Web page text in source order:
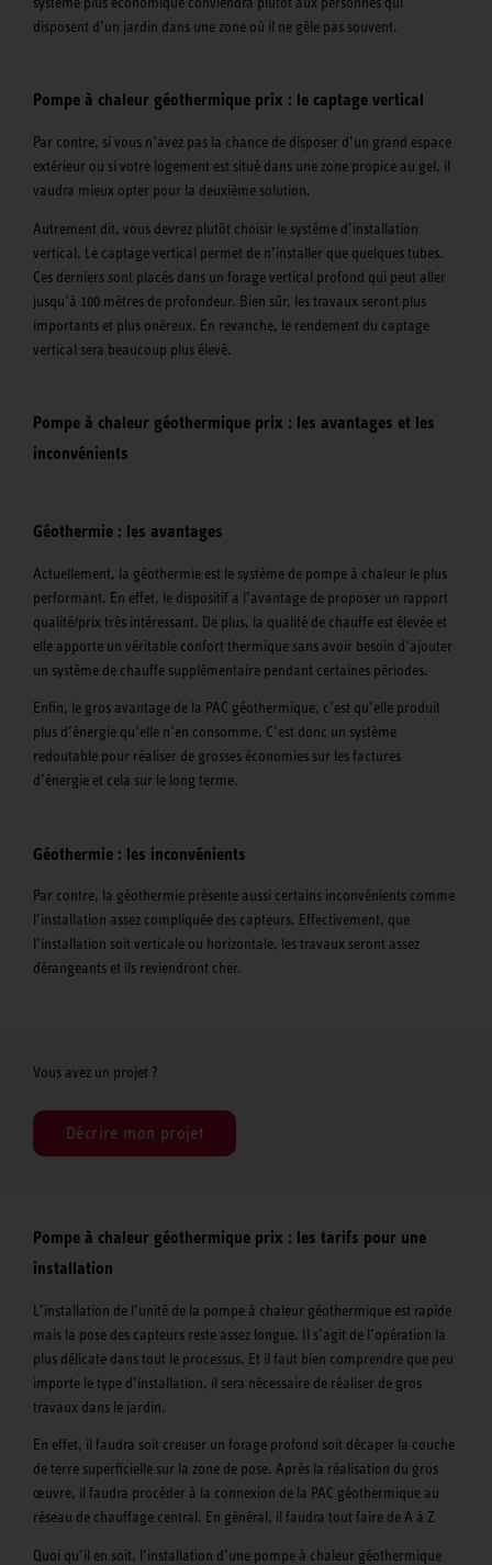
disposent d’un jardin dans une zone où il ne gèle pas souvent.
Pompe à chaleur géothermique prix : le captage vertical
Par contre, si vous n’avez pas la chance de disposer d’un grand espace
extérieur ou si votre logement est situé dans une zone propice au gel, il
vaudra mieux opter pour la deuxième solution.
Autrement dit, vous devrez plutôt choisir le système d’installation
vertical. Le captage vertical permet de n’installer que quelques tubes.
Ces derniers sont placés dans un forage vertical profond qui peut aller
jusqu’à 100 mètres de profondeur. Bien sûr, les travaux seront plus
importants et plus onéreux. En revanche, le rendement du captage
vertical sera beaucoup plus élevé.
Pompe à chaleur géothermique prix : les avantages et les
inconvénients
Géothermie : les avantages
Actuellement, la géothermie est le système de pompe à chaleur le plus
performant. En effet, le dispositif a l’avantage de proposer un rapport
qualité/prix très intéressant. De plus, la qualité de chauffe est élevée et
elle apporte un véritable confort thermique sans avoir besoin d’ajouter
un système de chauffe supplémentaire pendant certaines périodes.
Enfin, le gros avantage de la PAC géothermique, c’est qu’elle produit
plus d’énergie qu’elle n’en consomme. C’est donc un système
redoutable pour réaliser de grosses économies sur les factures
d’énergie et cela sur le long terme.
Géothermie : les inconvénients
Par contre, la géothermie présente aussi certains inconvénients comme
l’installation assez compliquée des capteurs. Effectivement, que
l’installation soit verticale ou horizontale, les travaux seront assez
dérangeants et ils reviendront cher.
Vous avez un projet ?
Décrire mon projet
Pompe à chaleur géothermique prix : les tarifs pour une
installation
L’installation de l’unité de la pompe à chaleur géothermique est rapide
mais la pose des capteurs reste assez longue. Il s’agit de l’opération la
plus délicate dans tout le processus. Et il faut bien comprendre que peu
importe le type d’installation, il sera nécessaire de réaliser de gros
travaux dans le jardin.
En effet, il faudra soit creuser un forage profond soit décaper la couche
de terre superficielle sur la zone de pose. Après la réalisation du gros
œuvre, il faudra procéder à la connexion de la PAC géothermique au
réseau de chauffage central. En général, il faudra tout faire de A à Z
Quoi qu’il en soit, l’installation d’une pompe à chaleur géothermique